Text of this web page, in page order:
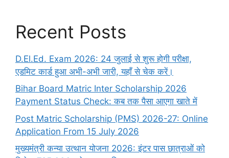
Recent Posts
D.El.Ed. Exam 2026: 24 जुलाई से शुरू होगी परीक्षा,
एडमिट कार्ड हुआ अभी-अभी जारी, यहाँ से चेक करें।
Bihar Board Matric Inter Scholarship 2026
Payment Status Check: कब तक पैसा आएगा खाते में
Post Matric Scholarship (PMS) 2026-27: Online
Application From 15 July 2026
मुख्यमंत्री कन्या उत्थान योजना 2026: इंटर पास छात्राओं को